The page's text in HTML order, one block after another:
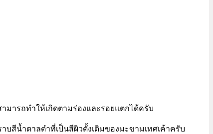
มารถทำให้เกิดตามร่องและรอยแตกได้ครับ
บสีน้ำตาลดำที่เป็นสีผิวดั้งเดิมของมะขามเทศเค้าครับ